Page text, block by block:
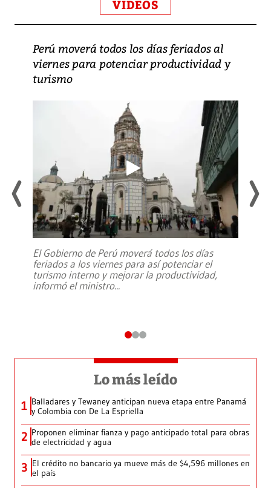
VIDEOS
Perú moverá todos los días feriados al
viernes para potenciar productividad y
turismo
El Gobierno de Perú moverá todos los días
feriados a los viernes para así potenciar el
turismo interno y mejorar la productividad,
informó el ministro...
Lo más leído
1 Balladares y Tewaney anticipan nueva etapa entre Panamá
y Colombia con De La Espriella
2 Proponen eliminar fianza y pago anticipado total para obras
de electricidad y agua
3 El crédito no bancario ya mueve más de $4,596 millones en
el país